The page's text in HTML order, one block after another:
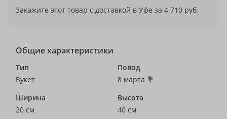
Закажите этот товар с доставкой в Уфе за 4 710 руб.
Общие характеристики
Тип
Букет
Повод
8 марта 💐
Ширина
20 см
Высота
40 см